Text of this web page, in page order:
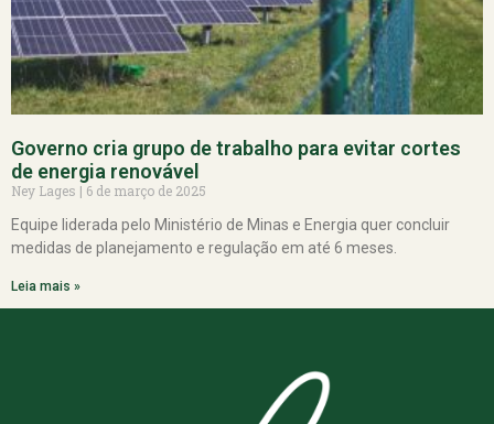
Governo cria grupo de trabalho para evitar cortes
de energia renovável
Ney Lages
6 de março de 2025
Equipe liderada pelo Ministério de Minas e Energia quer concluir
medidas de planejamento e regulação em até 6 meses.
Leia mais »